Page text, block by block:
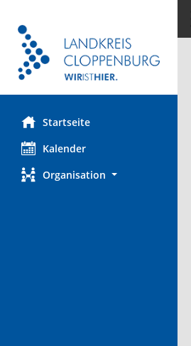
Startseite
Kalender
Organisation